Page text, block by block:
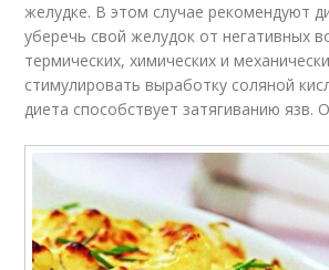
желудке. В этом случае рекомендуют
уберечь свой желудок от негативных
термических, химических и
стимулировать выработку соляной
диета способствует затягиванию язв.